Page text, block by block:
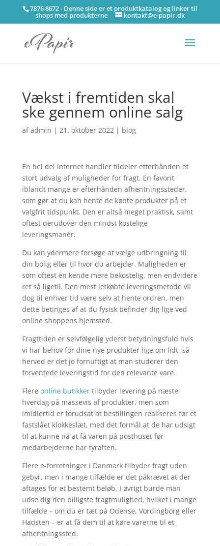
7876 8672 - Denne side er et produktkatalog og linker til
shops med produkterne kontakt@e-papir.dk
Vækst i fremtiden skal
ske gennem online salg
afadmin | 21. oktober 2022| blog
En hel del internet handler tildeler efterhånden et
stort udvalg af muligheder for fragt. En favorit
iblandt mange er efterhånden afhentningssteder,
som gør at du kan hente de købte produkter på et
valgfrit tidspunkt. Den er altså meget praktisk, samt
oftest derudover den mindst kostelige
leveringsmanér.
Du kan ydermere forsøge at vælge udbringning til
din bolig eller til hvor du arbejder. Muligheden er
som oftest en kende mere bekostelig, men endvidere
ret så ligetil. Den mest letkøbte leveringsmetode vil
dog til enhver tid være selv at hente ordren, men
dette betinges af at du fysisk befinder dig lige ved
online shoppens hjemsted.
Fragttiden er selvfølgelig yderst betydningsfuld hvis
vi har behov for dine nye produkter lige om lidt, så
herved er det jo fornuftigt at man studerer den
forventede leveringstid for den relevante vare.
Flere online butikkertilbyder levering på næste
hverdag på massevis af produkter, men som
imidlertid er forudsat at bestillingen realiseres før et
fastslået klokkeslæt, med det formål at de har udsigt
til at kunne nå at få varen på posthuset før
medarbejderne har fyraften.
Flere e-forretninger i Danmark tilbyder fragt uden
gebyr, men i mange tilfælde er det påkrævet at der
aftages for et bestemt beløb. I øvrigt burde man
udse dig den billigste fragtmulighed, hvilket i mange
tilfælde – om du er tæt på Odense, Vordingborg eller
Hadsten – er at få dem til at køre varerne til et
afhentningssted.